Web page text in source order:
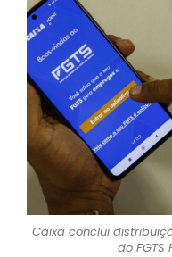
Caixa conclui
do FGTS